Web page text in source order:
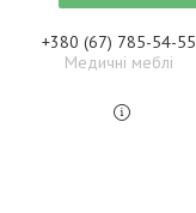
+380 (67) 785-54-55
Медичні меблі